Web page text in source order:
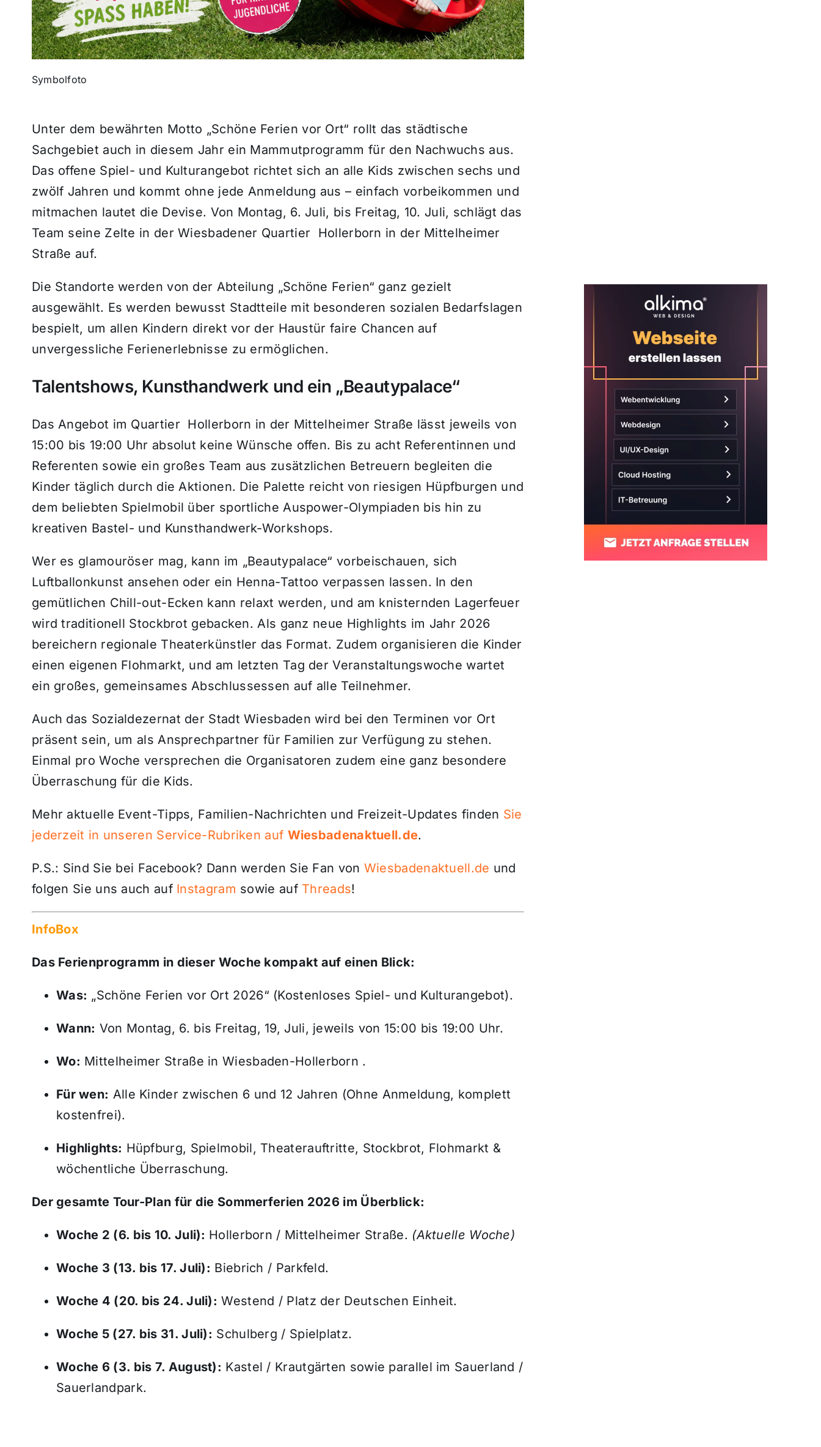
Symbolfoto
Unter dem bewährten Motto „Schöne Ferien vor Ort“ rollt das städtische
Sachgebiet auch in diesem Jahr ein Mammutprogramm für den Nachwuchs aus.
Das offene Spiel- und Kulturangebot richtet sich an alle Kids zwischen sechs und
zwölf Jahren und kommt ohne jede Anmeldung aus – einfach vorbeikommen und
mitmachen lautet die Devise. Von Montag, 6. Juli, bis Freitag, 10. Juli, schlägt das
Team seine Zelte in der Wiesbadener Quartier Hollerborn in der Mittelheimer
Straße auf.
Die Standorte werden von der Abteilung „Schöne Ferien“ ganz gezielt
ausgewählt. Es werden bewusst Stadtteile mit besonderen sozialen Bedarfslagen
bespielt, um allen Kindern direkt vor der Haustür faire Chancen auf
unvergessliche Ferienerlebnisse zu ermöglichen.
Talentshows, Kunsthandwerk und ein „Beautypalace“
Das Angebot im Quartier Hollerborn in der Mittelheimer Straße lässt jeweils von
15:00 bis 19:00 Uhr absolut keine Wünsche offen. Bis zu acht Referentinnen und
Referenten sowie ein großes Team aus zusätzlichen Betreuern begleiten die
Kinder täglich durch die Aktionen. Die Palette reicht von riesigen Hüpfburgen und
dem beliebten Spielmobil über sportliche Auspower-Olympiaden bis hin zu
kreativen Bastel- und Kunsthandwerk-Workshops.
Wer es glamouröser mag, kann im „Beautypalace“ vorbeischauen, sich
Luftballonkunst ansehen oder ein Henna-Tattoo verpassen lassen. In den
gemütlichen Chill-out-Ecken kann relaxt werden, und am knisternden Lagerfeuer
wird traditionell Stockbrot gebacken. Als ganz neue Highlights im Jahr 2026
bereichern regionale Theaterkünstler das Format. Zudem organisieren die Kinder
einen eigenen Flohmarkt, und am letzten Tag der Veranstaltungswoche wartet
ein großes, gemeinsames Abschlussessen auf alle Teilnehmer.
Auch das Sozialdezernat der Stadt Wiesbaden wird bei den Terminen vor Ort
präsent sein, um als Ansprechpartner für Familien zur Verfügung zu stehen.
Einmal pro Woche versprechen die Organisatoren zudem eine ganz besondere
Überraschung für die Kids.
Mehr aktuelle Event-Tipps, Familien-Nachrichten und Freizeit-Updates finden Sie
jederzeit in unseren Service-Rubriken auf Wiesbadenaktuell.de.
P.S.: Sind Sie bei Facebook? Dann werden Sie Fan von Wiesbadenaktuell.de und
folgen Sie uns auch auf Instagram sowie auf Threads!
InfoBox
Das Ferienprogramm in dieser Woche kompakt auf einen Blick:
Was: „Schöne Ferien vor Ort 2026“ (Kostenloses Spiel- und Kulturangebot).
Wann: Von Montag, 6. bis Freitag, 19, Juli, jeweils von 15:00 bis 19:00 Uhr.
Wo: Mittelheimer Straße in Wiesbaden-Hollerborn .
Für wen: Alle Kinder zwischen 6 und 12 Jahren (Ohne Anmeldung, komplett
kostenfrei).
Highlights: Hüpfburg, Spielmobil, Theaterauftritte, Stockbrot, Flohmarkt &
wöchentliche Überraschung.
Der gesamte Tour-Plan für die Sommerferien 2026 im Überblick:
Woche 2 (6. bis 10. Juli): Hollerborn / Mittelheimer Straße. (Aktuelle Woche)
Woche 3 (13. bis 17. Juli): Biebrich / Parkfeld.
Woche 4 (20. bis 24. Juli): Westend / Platz der Deutschen Einheit.
Woche 5 (27. bis 31. Juli): Schulberg / Spielplatz.
Woche 6 (3. bis 7. August): Kastel / Krautgärten sowie parallel im Sauerland /
Sauerlandpark.